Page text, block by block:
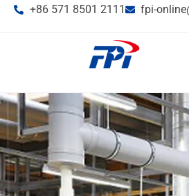
+86 571 8501 2111 fpi-